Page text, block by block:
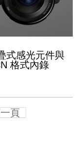
式感光元件與
格式內錄
頁